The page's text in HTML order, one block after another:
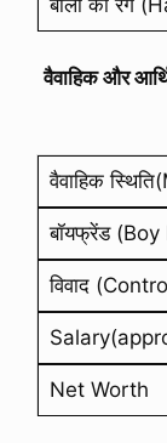
बालों का रंग
वैवाहिक और
वैवाहिक
बॉयफ्रेंड
विवाद
Net Worth